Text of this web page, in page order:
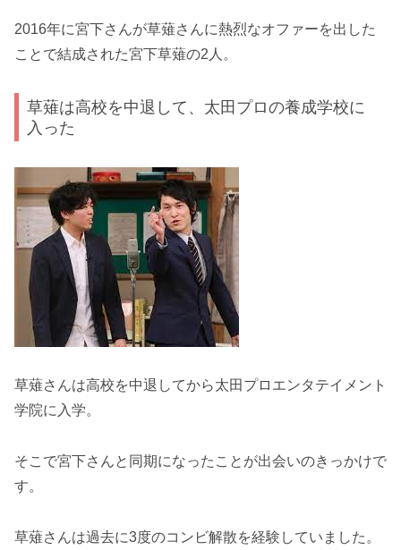
2016年に宮下さんが草薙さんに熱烈なオファーを出した
ことで結成された宮下草薙の2人。
草薙は高校を中退して、太田プロの養成学校に
入った
草薙さんは高校を中退してから太田プロエンタテイメント
学院に入学。
そこで宮下さんと同期になったことが出会いのきっかけで
す。
草薙さんは過去に3度のコンビ解散を経験していました。